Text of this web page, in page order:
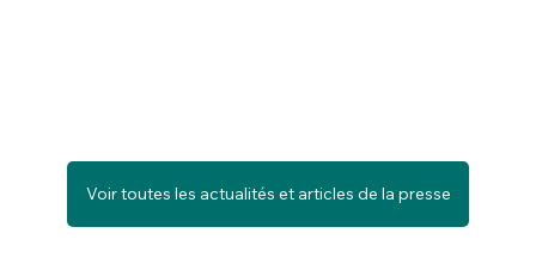
Voir toutes les actualités et articles de la presse